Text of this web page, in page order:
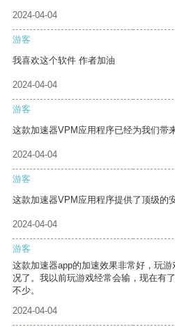
2024-04-04
游客
我喜欢这个软件 作者加油
2024-04-04
游客
这款加速器VPM应用程序已经为我们带
2024-04-04
游客
这款加速器VPM应用程序提供了顶级的
2024-04-04
游客
这款加速器app的加速效果非常好，玩
况了。我以前玩游戏经常会输，现在有
不少。
2024-04-04